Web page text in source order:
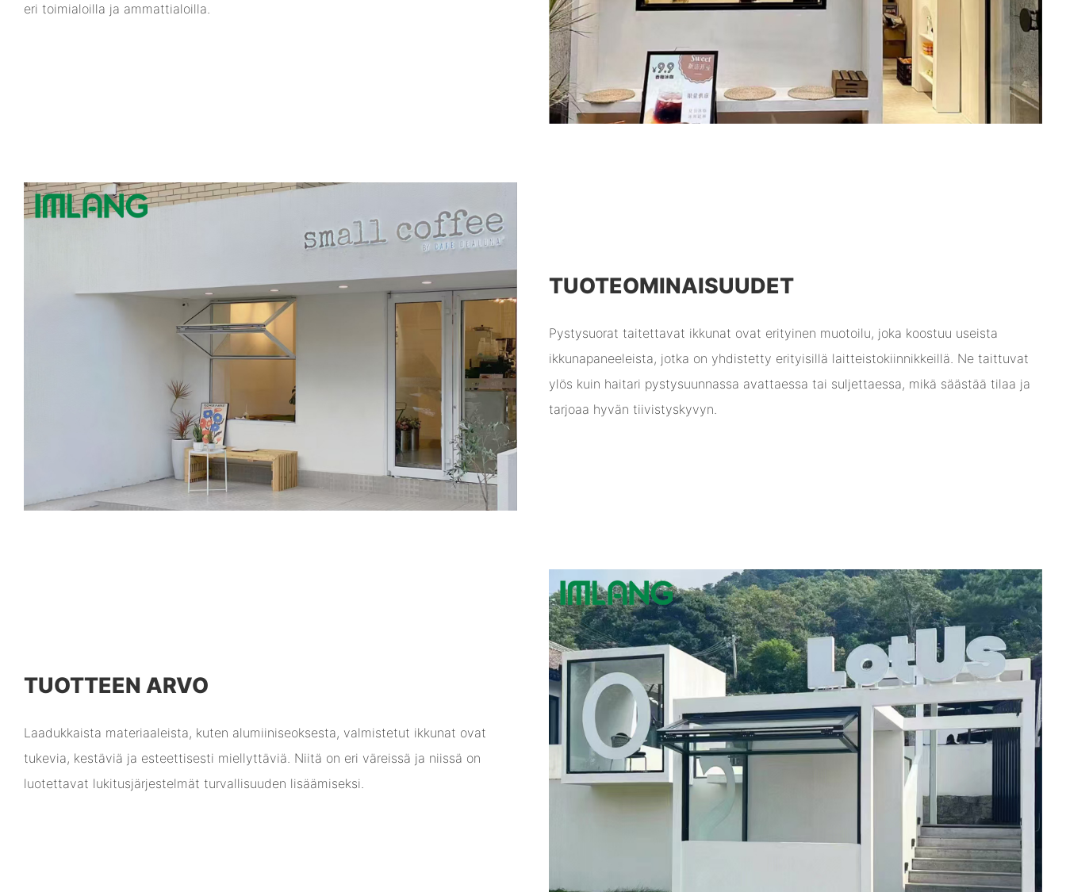
eri toimialoilla ja ammattialoilla.
TUOTEOMINAISUUDET
Pystysuorat taitettavat ikkunat ovat erityinen muotoilu, joka koostuu useista
ikkunapaneeleista, jotka on yhdistetty erityisillä laitteistokiinnikkeillä. Ne taittuvat
ylös kuin haitari pystysuunnassa avattaessa tai suljettaessa, mikä säästää tilaa ja
tarjoaa hyvän tiivistyskyvyn.
TUOTTEEN ARVO
Laadukkaista materiaaleista, kuten alumiiniseoksesta, valmistetut ikkunat ovat
tukevia, kestäviä ja esteettisesti miellyttäviä. Niitä on eri väreissä ja niissä on
luotettavat lukitusjärjestelmät turvallisuuden lisäämiseksi.